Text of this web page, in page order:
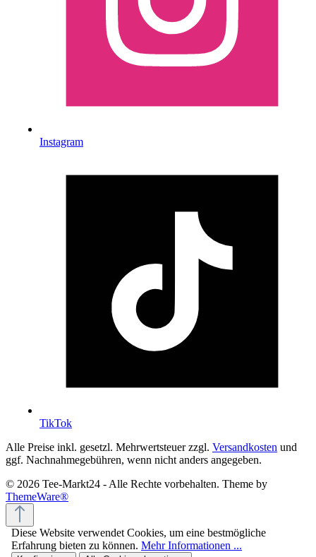
Instagram
TikTok
Alle Preise inkl. gesetzl. Mehrwertsteuer zzgl. Versandkosten und
ggf. Nachnahmegebühren, wenn nicht anders angegeben.
© 2026 Tee-Markt24 - Alle Rechte vorbehalten. Theme by
ThemeWare®
Diese Website verwendet Cookies, um eine bestmögliche
Erfahrung bieten zu können. Mehr Informationen ...